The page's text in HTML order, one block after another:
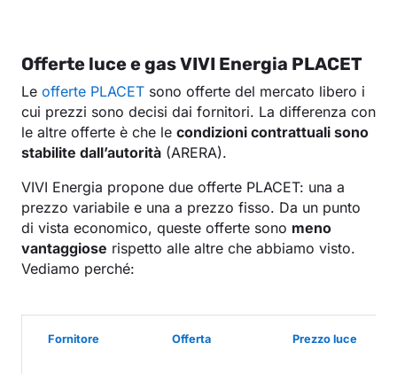
Offerte luce e gas VIVI Energia PLACET
Le offerte PLACET sono offerte del mercato libero i
cui prezzi sono decisi dai fornitori. La differenza con
le altre offerte è che le condizioni contrattuali sono
stabilite dall’autorità (ARERA).
VIVI Energia propone due offerte PLACET: una a
prezzo variabile e una a prezzo fisso. Da un punto
di vista economico, queste offerte sono meno
vantaggiose rispetto alle altre che abbiamo visto.
Vediamo perché:
Fornitore Offerta Prezzo luce